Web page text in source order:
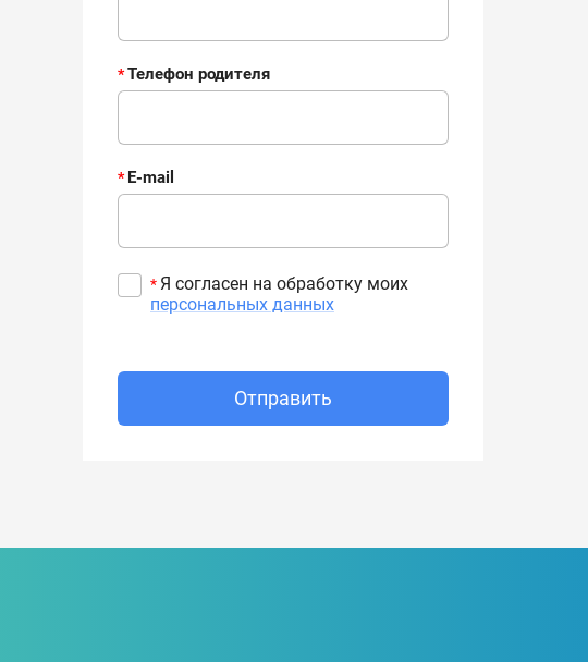
*Телефон родителя
*E-mail
* Я согласен на обработку моих
персональных данных
Отправить